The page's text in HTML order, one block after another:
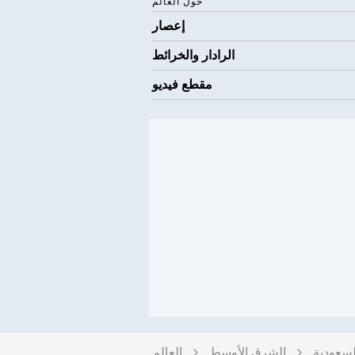
إعصار
الرادار والخرائط
مقطع فيديو